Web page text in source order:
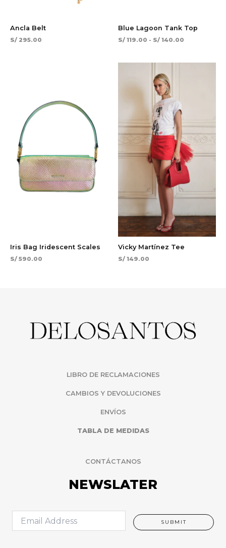
Ancla Belt
S/ 295.00
Blue Lagoon Tank Top
S/ 119.00 - S/ 140.00
Iris Bag Iridescent Scales
S/ 590.00
Vicky Martínez Tee
S/ 149.00
LIBRO DE RECLAMACIONES
CAMBIOS Y DEVOLUCIONES
ENVÍOS
TABLA DE MEDIDAS
CONTÁCTANOS
NEWSLATER
SUBMIT